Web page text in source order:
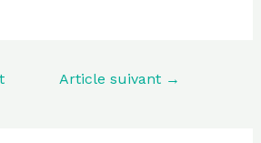
Article suivant →